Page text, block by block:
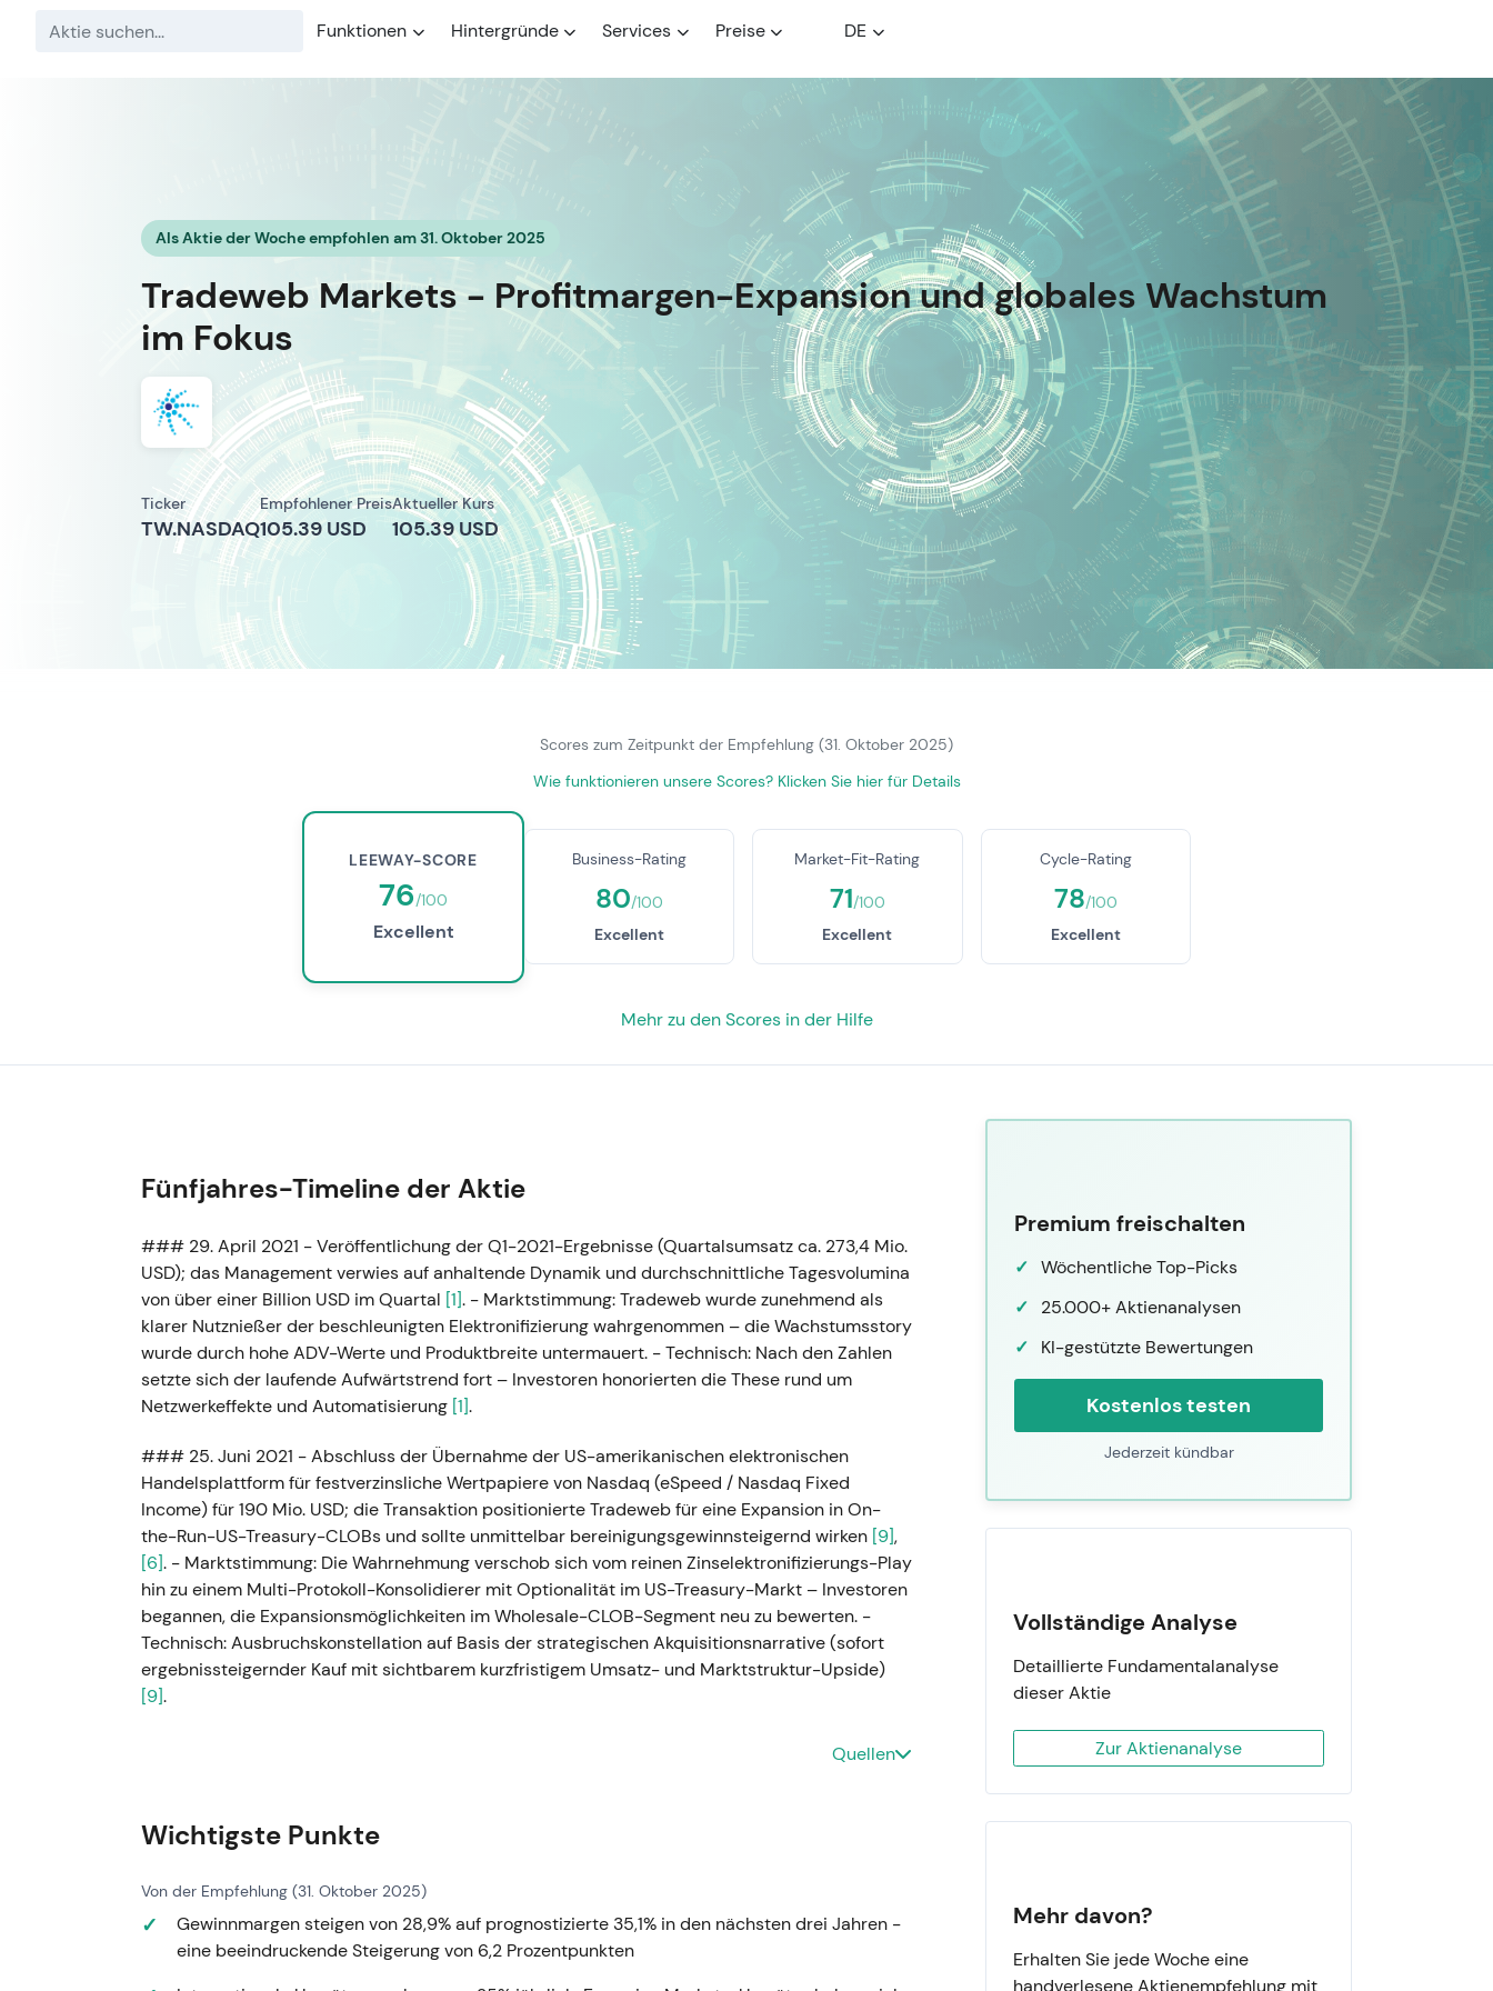
Funktionen Hintergründe Services Preise DE
Als Aktie der Woche empfohlen am 31. Oktober 2025
Tradeweb Markets - Profitmargen-Expansion und globales Wachstum
im Fokus
Ticker
TW.NASDAQ
Empfohlener Preis
105.39 USD
Aktueller Kurs
105.39 USD
Scores zum Zeitpunkt der Empfehlung (31. Oktober 2025)
Wie funktionieren unsere Scores? Klicken Sie hier für Details
LEEWAY-SCORE
76/100
Excellent
Business-Rating
80/100
Excellent
Market-Fit-Rating
71/100
Excellent
Cycle-Rating
78/100
Excellent
Mehr zu den Scores in der Hilfe
Fünfjahres-Timeline der Aktie
### 29. April 2021 - Veröffentlichung der Q1-2021-Ergebnisse (Quartalsumsatz ca. 273,4 Mio.
USD); das Management verwies auf anhaltende Dynamik und durchschnittliche Tagesvolumina
von über einer Billion USD im Quartal [1]. - Marktstimmung: Tradeweb wurde zunehmend als
klarer Nutznießer der beschleunigten Elektronifizierung wahrgenommen – die Wachstumsstory
wurde durch hohe ADV-Werte und Produktbreite untermauert. - Technisch: Nach den Zahlen
setzte sich der laufende Aufwärtstrend fort – Investoren honorierten die These rund um
Netzwerkeffekte und Automatisierung [1].
### 25. Juni 2021 - Abschluss der Übernahme der US-amerikanischen elektronischen
Handelsplattform für festverzinsliche Wertpapiere von Nasdaq (eSpeed / Nasdaq Fixed
Income) für 190 Mio. USD; die Transaktion positionierte Tradeweb für eine Expansion in On-
the-Run-US-Treasury-CLOBs und sollte unmittelbar bereinigungsgewinnsteigernd wirken [9],
[6]. - Marktstimmung: Die Wahrnehmung verschob sich vom reinen Zinselektronifizierungs-Play
hin zu einem Multi-Protokoll-Konsolidierer mit Optionalität im US-Treasury-Markt – Investoren
begannen, die Expansionsmöglichkeiten im Wholesale-CLOB-Segment neu zu bewerten. -
Technisch: Ausbruchskonstellation auf Basis der strategischen Akquisitionsnarrative (sofort
ergebnissteigernder Kauf mit sichtbarem kurzfristigem Umsatz- und Marktstruktur-Upside)
[9].
### Gesamtjahr 2021 (berichtet Februar 2022) - Veröffentlichung der Jahreszahlen 2021:
[7]. - Marktstimmung: Die „Compounder"-Story wurde bestätigt – der Beweis, dass säkulare
Elektronifizierung und ein wachsender Produktmix (Zinsen, Credit, ETFs, Marktdaten) zu
dauerhafter Skalierung des Topline führen. - Technisch: Anhaltender Aufwärtstrend, da
Fundamentaldaten (Skalierung und Margen) mit einer klarer konturierten Multi-Asset-
Wachstumsnarrative konvergierten[2]
Quellen
Wichtigste Punkte
Von der Empfehlung (31. Oktober 2025)
Gewinnmargen steigen von 28,9% auf prognostizierte 35,1% in den nächsten drei Jahren -
eine beeindruckende Steigerung von 6,2 Prozentpunkten
Premium freischalten
Wöchentliche Top-Picks
25.000+ Aktienanalysen
KI-gestützte Bewertungen
Kostenlos testen
Jederzeit kündbar
Vollständige Analyse
Detaillierte Fundamentalanalyse
dieser Aktie
Zur Aktienanalyse
Mehr davon?
Erhalten Sie jede Woche eine
handverlesene Aktienempfehlung mit